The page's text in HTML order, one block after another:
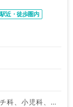
駅近・徒歩圏内
精神科、神経科、リウマチ科、小児科、美容外科、皮膚科、産婦人科、産科、婦人科、眼科、耳鼻咽喉科、人工透析科、一般内科、循環器内科、消化器内科、外科系全般、一般外科、消化器外科、総合診療科、美容皮膚科、救急科・ＩＣＵ、科目不問